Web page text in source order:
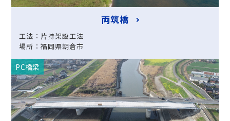
両筑橋
工法：片持架設工法
場所：福岡県朝倉市
PC橋梁